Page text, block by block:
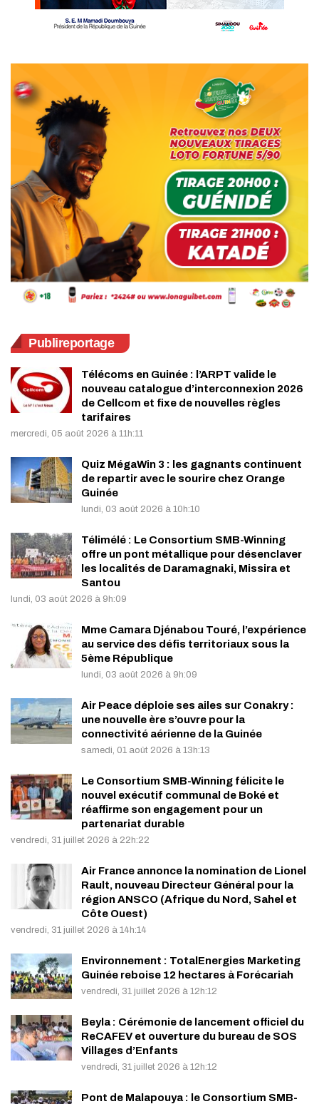
Publireportage
Télécoms en Guinée : l’ARPT valide le
nouveau catalogue d’interconnexion 2026
de Cellcom et fixe de nouvelles règles
tarifaires
mercredi, 05 août 2026 à 11h:11
Quiz MégaWin 3 : les gagnants continuent
de repartir avec le sourire chez Orange
Guinée
lundi, 03 août 2026 à 10h:10
Télimélé : Le Consortium SMB-Winning
offre un pont métallique pour désenclaver
les localités de Daramagnaki, Missira et
Santou
lundi, 03 août 2026 à 9h:09
Mme Camara Djénabou Touré, l’expérience
au service des défis territoriaux sous la
5ème République
lundi, 03 août 2026 à 9h:09
Air Peace déploie ses ailes sur Conakry :
une nouvelle ère s’ouvre pour la
connectivité aérienne de la Guinée
samedi, 01 août 2026 à 13h:13
Le Consortium SMB-Winning félicite le
nouvel exécutif communal de Boké et
réaffirme son engagement pour un
partenariat durable
vendredi, 31 juillet 2026 à 22h:22
Air France annonce la nomination de Lionel
Rault, nouveau Directeur Général pour la
région ANSCO (Afrique du Nord, Sahel et
Côte Ouest)
vendredi, 31 juillet 2026 à 14h:14
Environnement : TotalEnergies Marketing
Guinée reboise 12 hectares à Forécariah
vendredi, 31 juillet 2026 à 12h:12
Beyla : Cérémonie de lancement officiel du
ReCAFEV et ouverture du bureau de SOS
Villages d’Enfants
vendredi, 31 juillet 2026 à 12h:12
Pont de Malapouya : le Consortium SMB-